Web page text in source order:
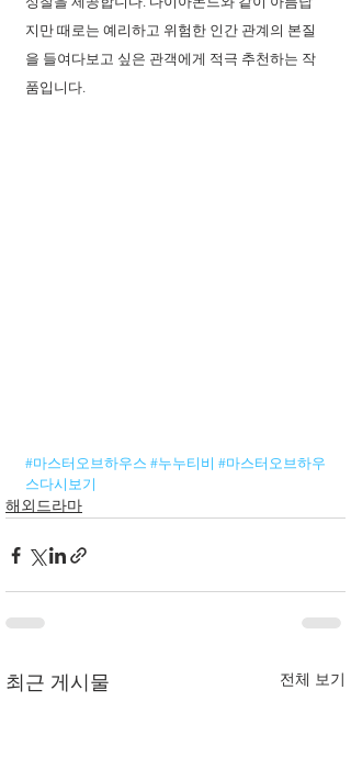
지만 때로는 예리하고 위험한 인간 관계의 본질
을 들여다보고 싶은 관객에게 적극 추천하는 작
품입니다.
#마스터오브하우스 #누누티비 #마스터오브하우
스다시보기
해외드라마
최근 게시물 전체 보기